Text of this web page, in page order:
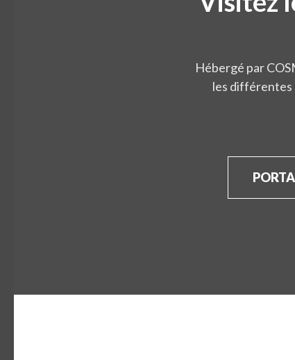
Hébergé par
les différentes